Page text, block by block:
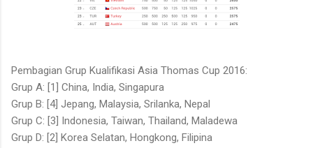
Pembagian Grup Kualifikasi Asia Thomas Cup 2016:
Grup A: [1] China, India, Singapura
Grup B: [4] Jepang, Malaysia, Srilanka, Nepal
Grup C: [3] Indonesia, Taiwan, Thailand, Maladewa
Grup D: [2] Korea Selatan, Hongkong, Filipina